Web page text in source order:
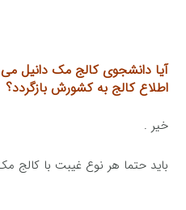
آیا دانشجوی کالج مک دانیل
اطلاع کالج به کشورش بازگردد؟
خیر .
باید حتما هر نوع غیبت با کالج